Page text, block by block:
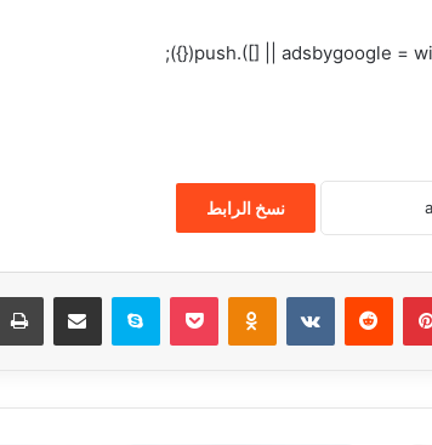
نسخ الرابط
بينتيريست ‏VKontakte سكايب